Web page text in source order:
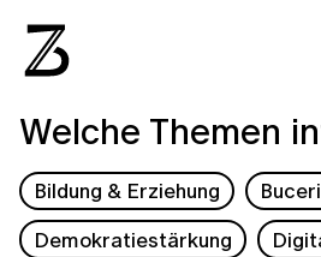
Welche Themen
Bildung & Erziehung
Demokratiestärkung